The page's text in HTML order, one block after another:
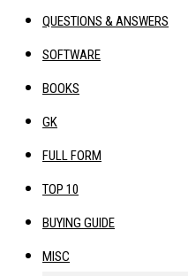
QUESTIONS & ANSWERS
SOFTWARE
BOOKS
GK
FULL FORM
TOP 10
BUYING GUIDE
MISC